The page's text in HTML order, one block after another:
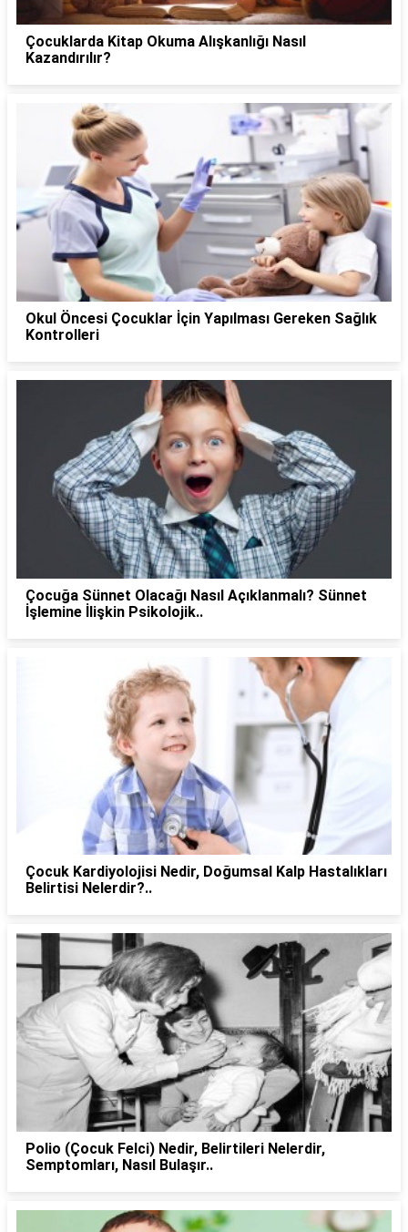
Çocuklarda Kitap Okuma Alışkanlığı Nasıl
Kazandırılır?
Okul Öncesi Çocuklar İçin Yapılması Gereken Sağlık
Kontrolleri
Çocuğa Sünnet Olacağı Nasıl Açıklanmalı? Sünnet
İşlemine İlişkin Psikolojik..
Çocuk Kardiyolojisi Nedir, Doğumsal Kalp Hastalıkları
Belirtisi Nelerdir?..
Polio (Çocuk Felci) Nedir, Belirtileri Nelerdir,
Semptomları, Nasıl Bulaşır..